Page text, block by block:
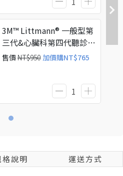
3M™ Littmann® 一般型第
三代&心臟科第四代聽診器
配件組 40016, 上下一體成
售價 NT$950 加價購NT$765
格說明 運送方式